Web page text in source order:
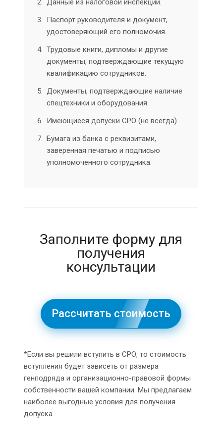
Данные из налоговой инспекции.
Паспорт руководителя и документ,
удостоверяющий его полномочия.
Трудовые книги, дипломы и другие
документы, подтверждающие текущую
квалификацию сотрудников.
Документы, подтверждающие наличие
спецтехники и оборудования.
Имеющиеся допуски СРО (не всегда).
Бумага из банка с реквизитами,
заверенная печатью и подписью
уполномоченного сотрудника.
Заполните форму для
получения
консультации
Рассчитать стоимость
*Если вы решили вступить в СРО, то стоимость
вступления будет зависеть от размера
генподряда и организационно-правовой формы
собственности вашей компании. Мы предлагаем
наиболее выгодные условия для получения
допуска